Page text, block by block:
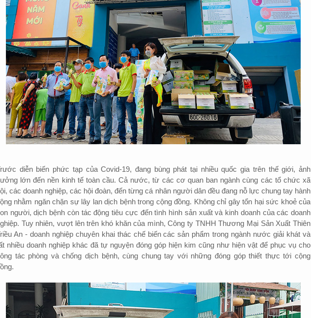
diễn biến phức tạp của Covid-19, đang bùng phát tại nhiều quốc gia trên thế giới, ảnh
lớn đến nền kinh tế toàn cầu. Cả nước, từ các cơ quan ban ngành cùng các tổ chức xã
các doanh nghiệp, các hội đoàn, đến từng cá nhân người dân đều đang nỗ lực chung tay hành
nhằm ngăn chặn sự lây lan dịch bệnh trong cộng đồng. Không chỉ gây tổn hại sức khoẻ của
người, dịch bệnh còn tác động tiêu cực đến tình hình sản xuất và kinh doanh của các doanh
Tuy nhiên, vượt lên trên khó khăn của mình, Công ty TNHH Thương Mại Sản Xuất Thiên
An - doanh nghiệp chuyên khai thác chế biến các sản phẩm trong ngành nước giải khát và
nhiều doanh nghiệp khác đã tự nguyện đóng góp hiện kim cũng như hiện vật để phục vụ cho
tác phòng và chống dịch bệnh, cùng chung tay với những đóng góp thiết thực tới cộng